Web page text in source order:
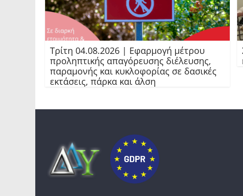
Τρίτη 04.08.2026 | Εφαρμογή μέτρου
προληπτικής απαγόρευσης διέλευσης,
παραμονής και κυκλοφορίας σε δασικές
εκτάσεις, πάρκα και άλση